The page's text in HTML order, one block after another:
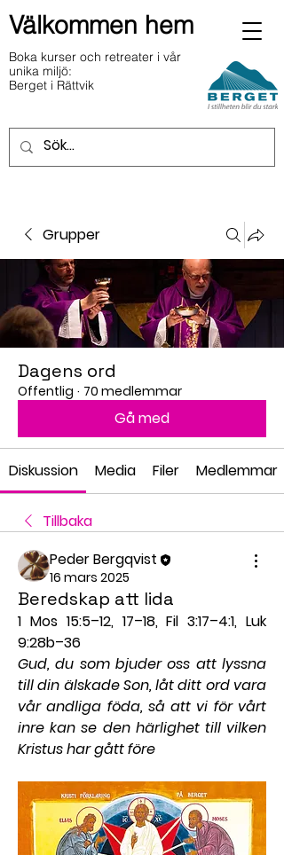
Välkommen hem
Boka kurser och retreater i vår
unika miljö:
Berget i Rättvik
Grupper
Dagens ord
Offentlig · 70 medlemmar
Gå med
Diskussion Media Filer Medlemmar
Tillbaka
Peder Bergqvist
16 mars 2025
Beredskap att lida
1 Mos 15:5–12, 17–18, Fil 3:17–4:1, Luk
9:28b–36
Gud, du som bjuder oss att lyssna
till din älskade Son, låt ditt ord vara
vår andliga föda, så att vi för vårt
inre kan se den härlighet till vilken
Kristus har gått före